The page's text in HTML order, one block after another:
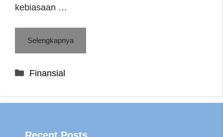
kebiasaan …
Selengkapnya
Categories
Finansial